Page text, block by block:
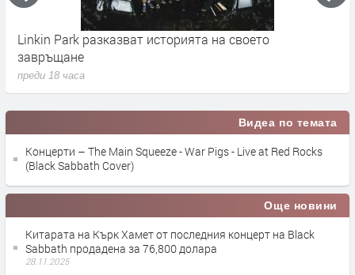
Linkin Park разказват историята на своето
завръщане
преди 18 часа
Видеа по темата
Концерти – The Main Squeeze - War Pigs - Live at Red Rocks
(Black Sabbath Cover)
Още новини
Китарата на Кърк Хамет от последния концерт на Black
Sabbath продадена за 76,800 долара
28.11.2025